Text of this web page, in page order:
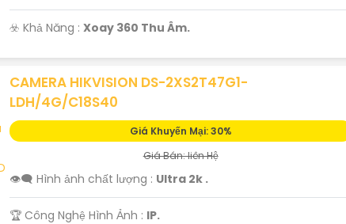
️☣️ Khả Năng : Xoay 360 Thu Âm.
CAMERA HIKVISION DS-2XS2T47G1-
LDH/4G/C18S40
Giá Khuyến Mại: 30%
Giá Bán: liên Hệ
👁️‍🗨 Hình ảnh chất lượng : Ultra 2k .
🏆 Công Nghệ Hình Ảnh : IP.